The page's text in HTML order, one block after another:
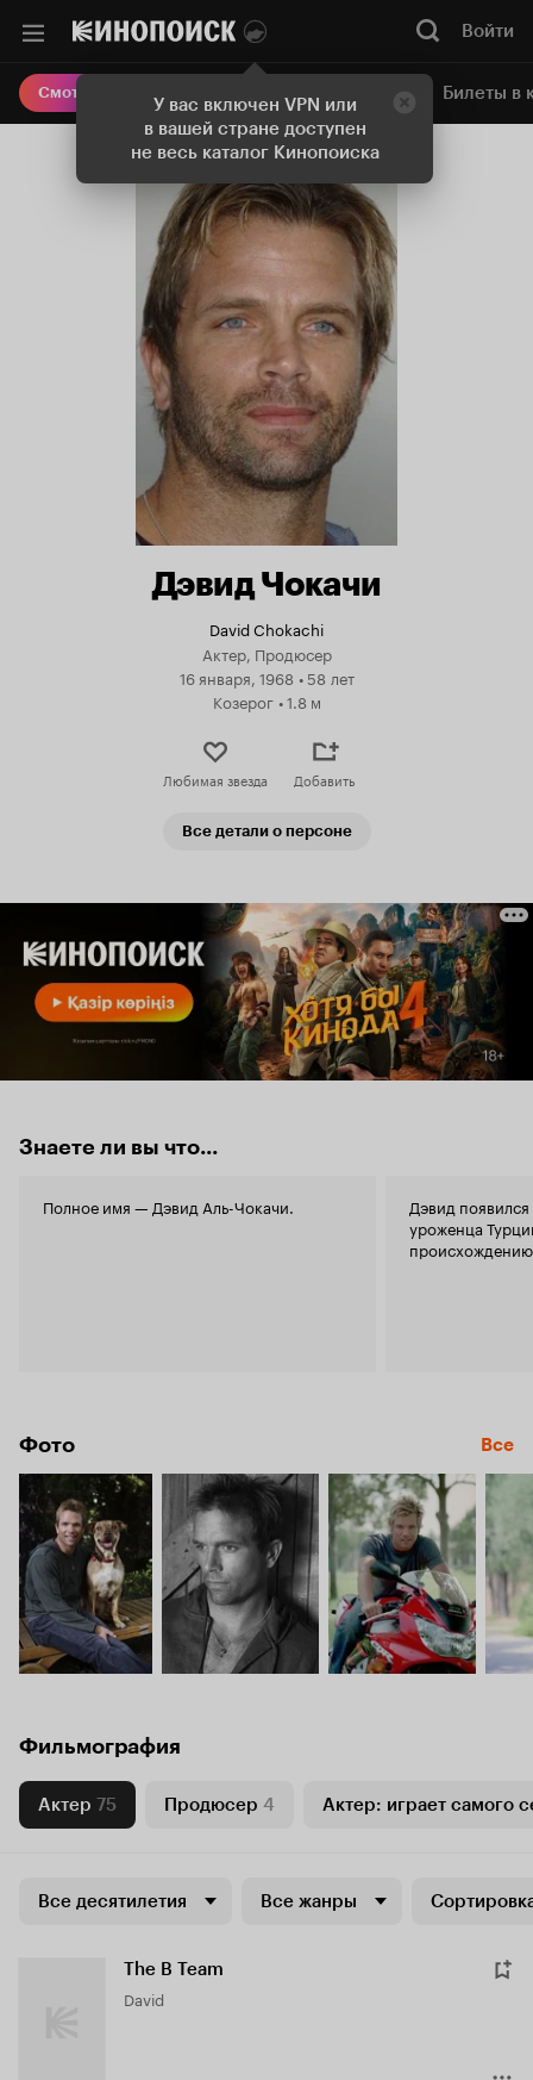
У вас включен VPN или
в вашей стране доступен
не весь каталог Кинопоиска
Войти
Смотреть кино Онлайн-кинотеатр Билеты в
Дэвид Чокачи
David Chokachi
Актер, Продюсер
16 января, 1968 •58 лет
Козерог •1.8 м
Любимая звезда Добавить
Все детали о персоне
Знаете ли вы что...
Полное имя — Дэвид Аль-Чокачи.
Дэвид появился
уроженца
Фото Все
Фильмография
Актер 75 Продюсер 4 Актер: играет самого
Все десятилетия Все жанры
The B Team
David